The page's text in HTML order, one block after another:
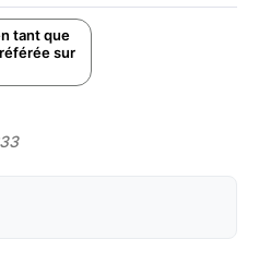
tant que
sur